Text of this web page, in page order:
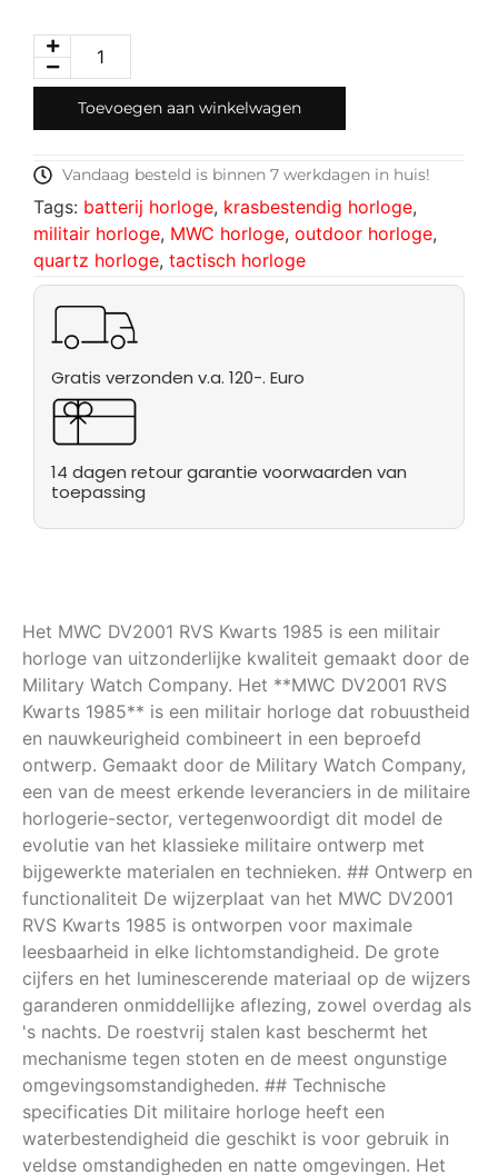
Toevoegen aan winkelwagen
Vandaag besteld is binnen 7 werkdagen in huis!
Tags: batterij horloge, krasbestendig horloge,
militair horloge, MWC horloge, outdoor horloge,
quartz horloge, tactisch horloge
Gratis verzonden v.a. 120-. Euro
14 dagen retour garantie voorwaarden van
toepassing
Het MWC DV2001 RVS Kwarts 1985 is een militair
horloge van uitzonderlijke kwaliteit gemaakt door de
Military Watch Company. Het **MWC DV2001 RVS
Kwarts 1985** is een militair horloge dat robuustheid
en nauwkeurigheid combineert in een beproefd
ontwerp. Gemaakt door de Military Watch Company,
een van de meest erkende leveranciers in de militaire
horlogerie-sector, vertegenwoordigt dit model de
evolutie van het klassieke militaire ontwerp met
bijgewerkte materialen en technieken. ## Ontwerp en
functionaliteit De wijzerplaat van het MWC DV2001
RVS Kwarts 1985 is ontworpen voor maximale
leesbaarheid in elke lichtomstandigheid. De grote
cijfers en het luminescerende materiaal op de wijzers
garanderen onmiddellijke aflezing, zowel overdag als
's nachts. De roestvrij stalen kast beschermt het
mechanisme tegen stoten en de meest ongunstige
omgevingsomstandigheden. ## Technische
specificaties Dit militaire horloge heeft een
waterbestendigheid die geschikt is voor gebruik in
veldse omstandigheden en natte omgevingen. Het